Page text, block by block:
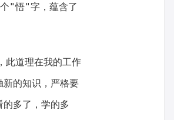
"悟"字，蕴含了
此道理在我的工作
新的知识，严格要
多了，学的多